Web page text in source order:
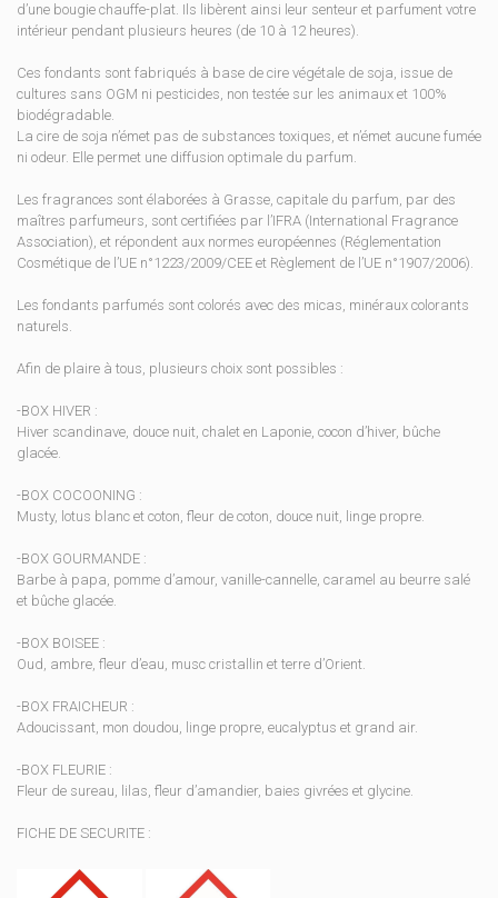
d’une bougie chauffe-plat. Ils libèrent ainsi leur senteur et parfument votre
intérieur pendant plusieurs heures (de 10 à 12 heures).
Ces fondants sont fabriqués à base de cire végétale de soja, issue de
cultures sans OGM ni pesticides, non testée sur les animaux et 100%
biodégradable.
La cire de soja n’émet pas de substances toxiques, et n’émet aucune fumée
ni odeur. Elle permet une diffusion optimale du parfum.
Les fragrances sont élaborées à Grasse, capitale du parfum, par des
maîtres parfumeurs, sont certifiées par l’IFRA (International Fragrance
Association), et répondent aux normes européennes (Réglementation
Cosmétique de l’UE n°1223/2009/CEE et Règlement de l’UE n°1907/2006).
Les fondants parfumés sont colorés avec des micas, minéraux colorants
naturels.
Afin de plaire à tous, plusieurs choix sont possibles :
-BOX HIVER :
Hiver scandinave, douce nuit, chalet en Laponie, cocon d’hiver, bûche
glacée.
-BOX COCOONING :
Musty, lotus blanc et coton, fleur de coton, douce nuit, linge propre.
-BOX GOURMANDE :
Barbe à papa, pomme d’amour, vanille-cannelle, caramel au beurre salé
et bûche glacée.
-BOX BOISEE :
Oud, ambre, fleur d’eau, musc cristallin et terre d’Orient.
-BOX FRAICHEUR :
Adoucissant, mon doudou, linge propre, eucalyptus et grand air.
-BOX FLEURIE :
Fleur de sureau, lilas, fleur d’amandier, baies givrées et glycine.
FICHE DE SECURITE :